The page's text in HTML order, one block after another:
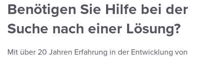
Benötigen Sie Hilfe bei der
Suche nach einer Lösung?
Mit über 20 Jahren Erfahrung in der Entwicklung von